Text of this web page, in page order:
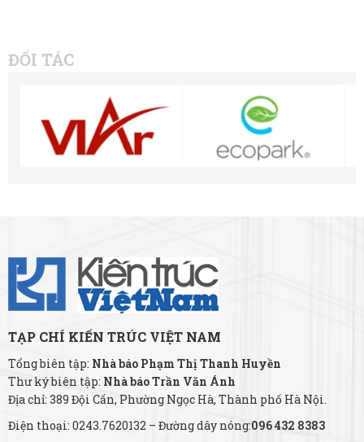
ĐỐI TÁC
TẠP CHÍ KIẾN TRÚC VIỆT NAM
Tổng biên tập: Nhà báo Phạm Thị Thanh Huyền
Thư ký biên tập: Nhà báo Trần Văn Ánh
Địa chỉ: 389 Đội Cấn, Phường Ngọc Hà, Thành phố Hà Nội.
Điện thoại: 0243.7620132 – Đường dây nóng:096 432 8383